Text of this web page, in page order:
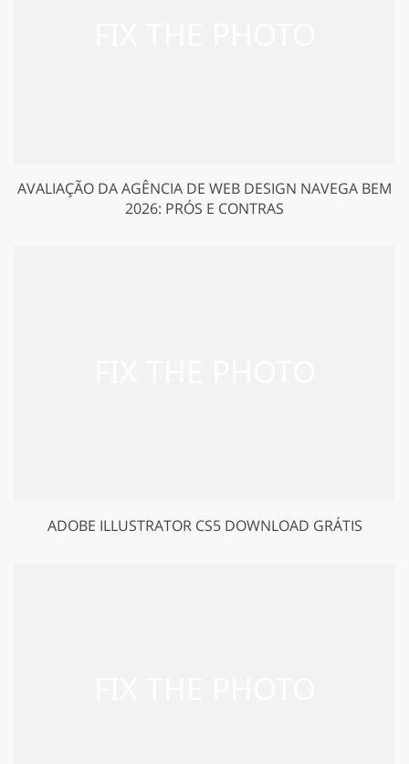
AVALIAÇÃO DA AGÊNCIA DE WEB DESIGN NAVEGA BEM
2026: PRÓS E CONTRAS
ADOBE ILLUSTRATOR CS5 DOWNLOAD GRÁTIS